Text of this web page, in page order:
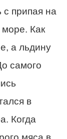
припая на
море. Как
а льдину
самого
в
Когда